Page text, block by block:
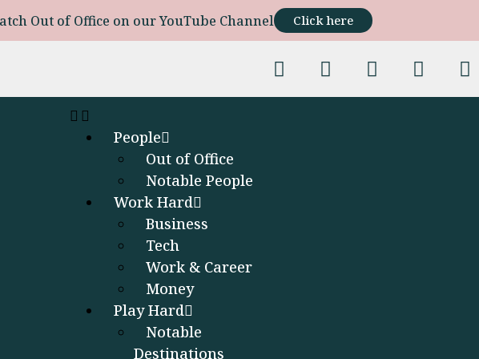
Out of Office on our YouTube Channel Click here
People
Out of Office
Notable People
Work Hard
Business
Tech
Work & Career
Money
Play Hard
Notable
Destinations